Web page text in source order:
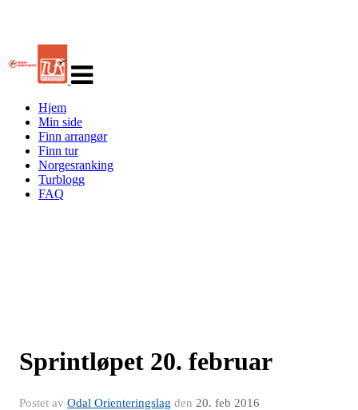
navigasjon
Hjem
Min side
Finn arrangør
Finn tur
Norgesranking
Turblogg
FAQ
Sprintløpet 20. februar
Postet av Odal Orienteringslag den 20. feb 2016